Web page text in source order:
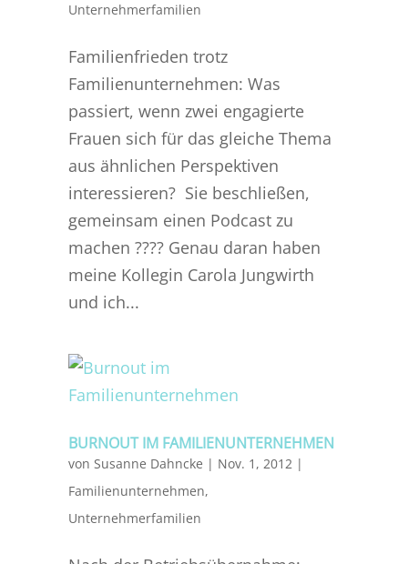
Unternehmerfamilien
Familienfrieden trotz
Familienunternehmen: Was
passiert, wenn zwei engagierte
Frauen sich für das gleiche Thema
aus ähnlichen Perspektiven
interessieren? Sie beschließen,
gemeinsam einen Podcast zu
machen ???? Genau daran haben
meine Kollegin Carola Jungwirth
und ich...
BURNOUT IM FAMILIENUNTERNEHMEN
von Susanne Dahncke | Nov. 1, 2012|
Familienunternehmen,
Unternehmerfamilien